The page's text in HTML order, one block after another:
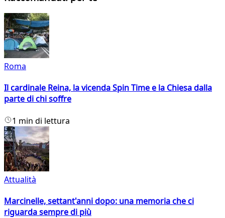
Roma
Il cardinale Reina, la vicenda Spin Time e la Chiesa dalla
parte di chi soffre
1 min di lettura
Attualità
Marcinelle, settant'anni dopo: una memoria che ci
riguarda sempre di più